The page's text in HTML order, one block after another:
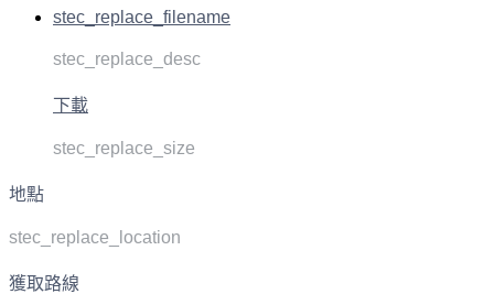
stec_replace_filename
stec_replace_desc
下載
stec_replace_size
地點
stec_replace_location
獲取路線